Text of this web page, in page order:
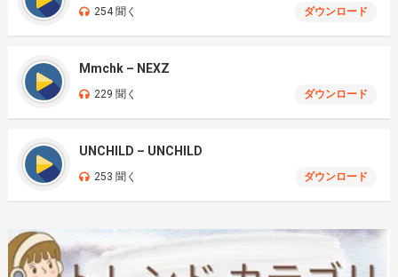
254 聞く ダウンロード
Mmchk – NEXZ
229 聞く ダウンロード
UNCHILD – UNCHILD
253 聞く ダウンロード